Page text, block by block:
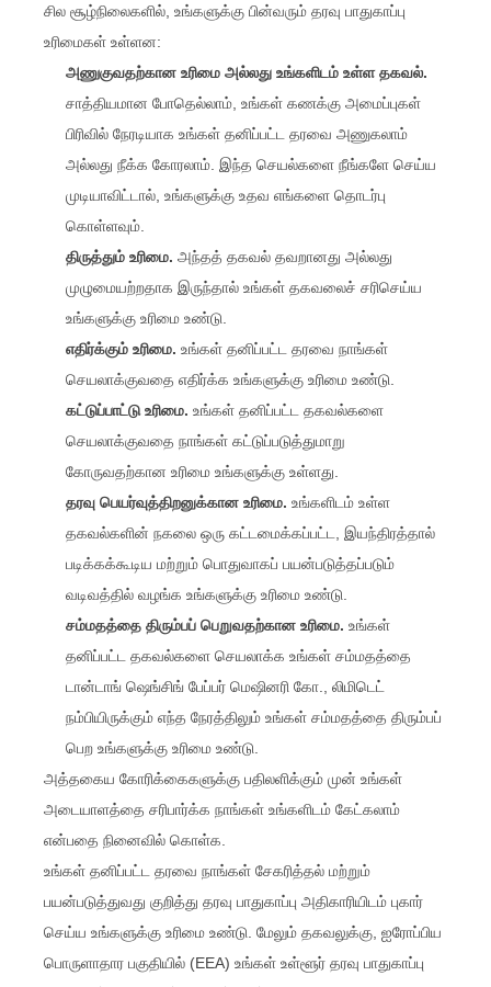
சில சூழ்நிலைகளில், உங்களுக்கு பின்வரும் தரவு பாதுகாப்பு
உரிமைகள் உள்ளன:
அணுகுவதற்கான உரிமை அல்லது உங்களிடம் உள்ள தகவல்.
சாத்தியமான போதெல்லாம், உங்கள் கணக்கு அமைப்புகள்
பிரிவில் நேரடியாக உங்கள் தனிப்பட்ட தரவை அணுகலாம்
அல்லது நீக்க கோரலாம். இந்த செயல்களை நீங்களே செய்ய
முடியாவிட்டால், உங்களுக்கு உதவ எங்களை தொடர்பு
கொள்ளவும்.
திருத்தும் உரிமை. அந்தத் தகவல் தவறானது அல்லது
முழுமையற்றதாக இருந்தால் உங்கள் தகவலைச் சரிசெய்ய
உங்களுக்கு உரிமை உண்டு.
எதிர்க்கும் உரிமை. உங்கள் தனிப்பட்ட தரவை நாங்கள்
செயலாக்குவதை எதிர்க்க உங்களுக்கு உரிமை உண்டு.
கட்டுப்பாட்டு உரிமை. உங்கள் தனிப்பட்ட தகவல்களை
செயலாக்குவதை நாங்கள் கட்டுப்படுத்துமாறு
கோருவதற்கான உரிமை உங்களுக்கு உள்ளது.
தரவு பெயர்வுத்திறனுக்கான உரிமை. உங்களிடம் உள்ள
தகவல்களின் நகலை ஒரு கட்டமைக்கப்பட்ட, இயந்திரத்தால்
படிக்கக்கூடிய மற்றும் பொதுவாகப் பயன்படுத்தப்படும்
வடிவத்தில் வழங்க உங்களுக்கு உரிமை உண்டு.
சம்மதத்தை திரும்பப் பெறுவதற்கான உரிமை. உங்கள்
தனிப்பட்ட தகவல்களை செயலாக்க உங்கள் சம்மதத்தை
டான்டாங் ஷெங்சிங் பேப்பர் மெஷினரி கோ., லிமிடெட்
நம்பியிருக்கும் எந்த நேரத்திலும் உங்கள் சம்மதத்தை திரும்பப்
பெற உங்களுக்கு உரிமை உண்டு.
அத்தகைய கோரிக்கைகளுக்கு பதிலளிக்கும் முன் உங்கள்
அடையாளத்தை சரிபார்க்க நாங்கள் உங்களிடம் கேட்கலாம்
என்பதை நினைவில் கொள்க.
உங்கள் தனிப்பட்ட தரவை நாங்கள் சேகரித்தல் மற்றும்
பயன்படுத்துவது குறித்து தரவு பாதுகாப்பு அதிகாரியிடம் புகார்
செய்ய உங்களுக்கு உரிமை உண்டு. மேலும் தகவலுக்கு, ஐரோப்பிய
பொருளாதார பகுதியில் (EEA) உங்கள் உள்ளூர் தரவு பாதுகாப்பு